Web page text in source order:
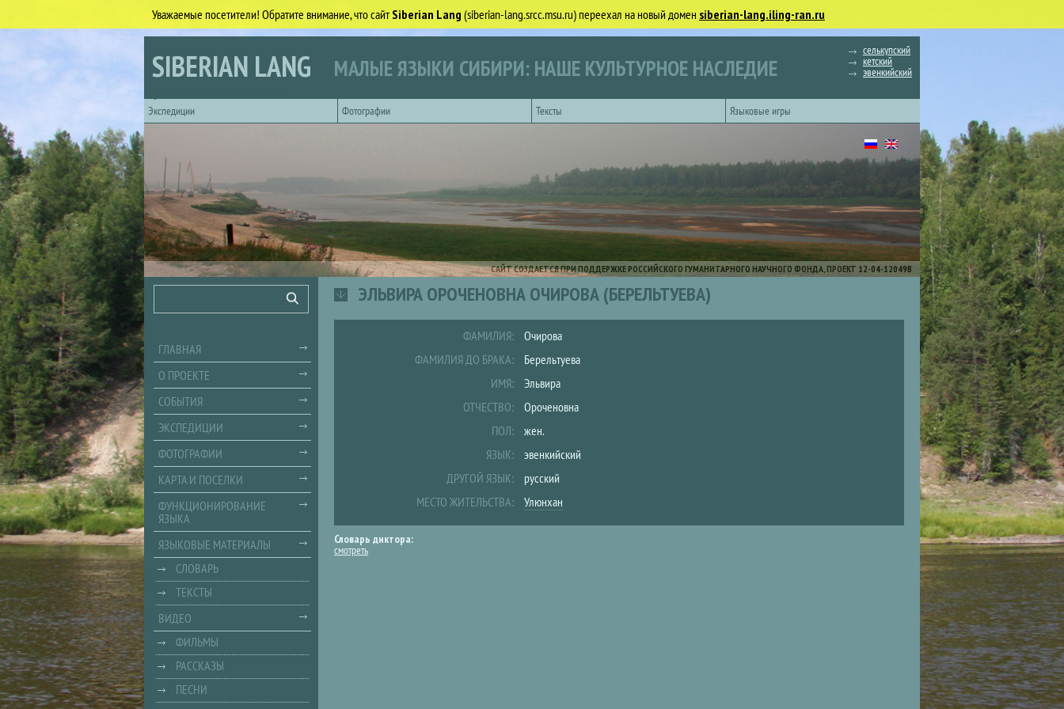
Уважаемые посетители! Обратите внимание, что сайтSiberian Lang (siberian-lang.srcc.msu.ru) переехал на новый домен siberian-lang.iling-ran.ru
SIBERIAN LANG МАЛЫЕ ЯЗЫКИ СИБИРИ: НАШЕ КУЛЬТУРНОЕ НАСЛЕДИЕ
селькупский
кетский
эвенкийский
Экспедиции
Фотографии Тексты Языковые игры
САЙТ СОЗДАЕТСЯ ПРИ ПОДДЕРЖКЕ РОССИЙСКОГО ГУМАНИТАРНОГО НАУЧНОГО ФОНДА, ПРОЕКТ 12-04-12049В
ЭЛЬВИРА ОРОЧЕНОВНА ОЧИРОВА (БЕРЕЛЬТУЕВА)
ФАМИЛИЯ:
Очирова
ФАМИЛИЯ ДО БРАКА:
Берельтуева
ИМЯ:
Эльвира
ОТЧЕСТВО:
Ороченовна
ПОЛ:
жен.
ЯЗЫК:
эвенкийский
ДРУГОЙ ЯЗЫК:
русский
МЕСТО ЖИТЕЛЬСТВА:
Улюнхан
Словарь диктора:
смотреть
Поиск
ГЛАВНАЯ
О ПРОЕКТЕ
СОБЫТИЯ
ЭКСПЕДИЦИИ
ФОТОГРАФИИ
КАРТА И ПОСЕЛКИ
ФУНКЦИОНИРОВАНИЕ
ЯЗЫКА
ЯЗЫКОВЫЕ МАТЕРИАЛЫ
СЛОВАРЬ
ТЕКСТЫ
ВИДЕО
ФИЛЬМЫ
РАССКАЗЫ
ПЕСНИ